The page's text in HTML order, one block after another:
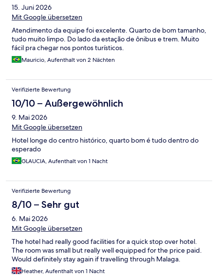
15. Juni 2026
Mit Google übersetzen
Atendimento da equipe foi excelente. Quarto de bom tamanho,
tudo muito limpo. Do lado da estação de ônibus e trem. Muito
fácil pra chegar nos pontos turísticos.
Mauricio, Aufenthalt von 2 Nächten
Verifizierte Bewertung
10/10 – Außergewöhnlich
9. Mai 2026
Mit Google übersetzen
Hotel longe do centro histórico, quarto bom é tudo dentro do
esperado
GLAUCIA, Aufenthalt von 1 Nacht
Verifizierte Bewertung
8/10 – Sehr gut
6. Mai 2026
Mit Google übersetzen
The hotel had really good facilities for a quick stop over hotel.
The room was small but really well equipped for the price paid.
Would definitely stay again if travelling through Malaga.
Heather, Aufenthalt von 1 Nacht